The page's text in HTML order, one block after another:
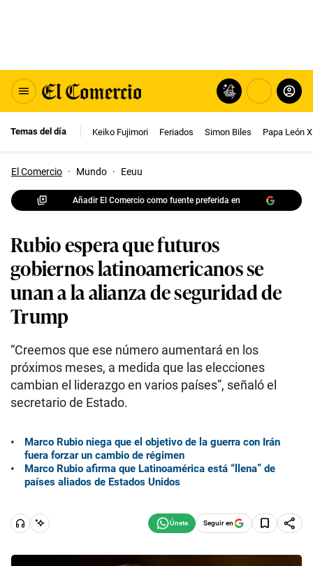
Temas del día Keiko Fujimori Feriados Simon Biles Papa León
El Comercio · Mundo · Eeuu
Añadir El Comercio como fuente preferida en
Rubio espera que futuros
gobiernos latinoamericanos se
unan a la alianza de seguridad de
Trump
“Creemos que ese número aumentará en los
próximos meses, a medida que las elecciones
cambian el liderazgo en varios países”, señaló el
secretario de Estado.
Marco Rubio niega que el objetivo de la guerra con Irán
fuera forzar un cambio de régimen
Marco Rubio afirma que Latinoamérica está “llena” de
países aliados de Estados Unidos
Seguir en